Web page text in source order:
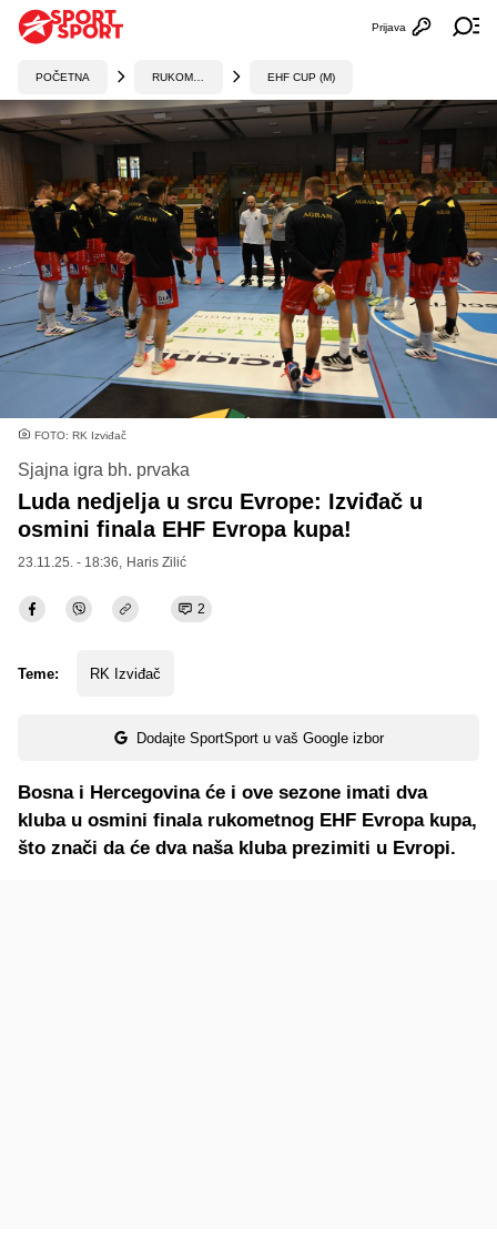
Otvori
Prijava
POČETNA EHF CUP (M)
FOTO: RK Izviđač
Sjajna igra bh. prvaka
Luda nedjelja u srcu Evrope: Izviđač u
osmini finala EHF Evropa kupa!
23.11.25. - 18:36, Haris Zilić
2
Teme: RK Izviđač
Dodajte SportSport u vaš Google izbor
Bosna i Hercegovina će i ove sezone imati dva
kluba u osmini finala rukometnog EHF Evropa kupa,
što znači da će dva naša kluba prezimiti u Evropi.